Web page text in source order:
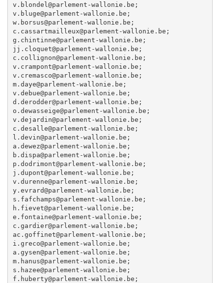
v.blondel@parlement-wallonie.be;
v.bluge@parlement-wallonie.be;
w.borsus@parlement-wallonie.be;
c.cassartmailleux@parlement-wallonie.be;
g.chintinne@parlement-wallonie.be;
jj.cloquet@parlement-wallonie.be;
c.collignon@parlement-wallonie.be;
v.crampont@parlement-wallonie.be;
v.cremasco@parlement-wallonie.be;
m.daye@parlement-wallonie.be;
v.debue@parlement-wallonie.be;
d.derodder@parlement-wallonie.be;
o.dewasseige@parlement-wallonie.be;
v.dejardin@parlement-wallonie.be;
c.desalle@parlement-wallonie.be;
l.devin@parlement-wallonie.be;
a.dewez@parlement-wallonie.be;
b.dispa@parlement-wallonie.be;
p.dodrimont@parlement-wallonie.be;
j.dupont@parlement-wallonie.be;
v.durenne@parlement-wallonie.be;
y.evrard@parlement-wallonie.be;
s.fafchamps@parlement-wallonie.be;
h.fievet@parlement-wallonie.be;
e.fontaine@parlement-wallonie.be;
c.gardier@parlement-wallonie.be;
ac.goffinet@parlement-wallonie.be;
i.greco@parlement-wallonie.be;
a.gysen@parlement-wallonie.be;
m.hanus@parlement-wallonie.be;
s.hazee@parlement-wallonie.be;
f.huberty@parlement-wallonie.be;